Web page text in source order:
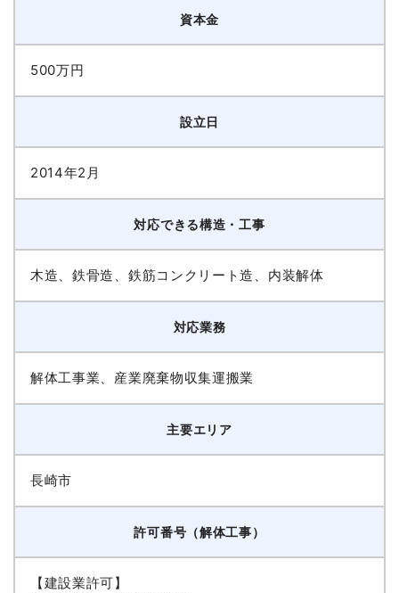
資本金
500万円
設立日
2014年2月
対応できる構造・工事
木造、鉄骨造、鉄筋コンクリート造、内装解体
対応業務
解体工事業、産業廃棄物収集運搬業
主要エリア
長崎市
許可番号（解体工事）
【建設業許可】